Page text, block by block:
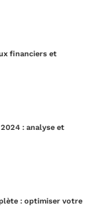
financiers et
: analyse et
: optimiser votre